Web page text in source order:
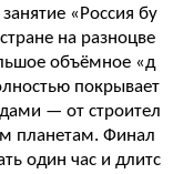
«Россия бу
на разноцве
объёмное «д
покрывает
— от строител
планетам. Финал
один час и длитс